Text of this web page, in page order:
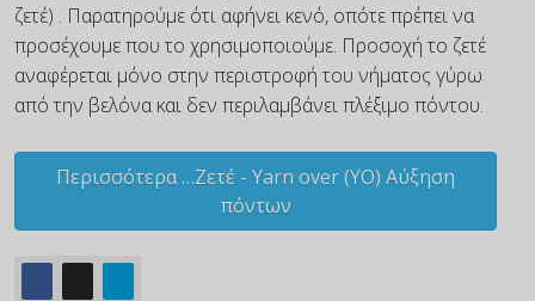
ζετέ) . Παρατηρούμε ότι αφήνει κενό, οπότε πρέπει να
προσέχουμε που το χρησιμοποιούμε. Προσοχή το ζετέ
αναφέρεται μόνο στην περιστροφή του νήματος γύρω
από την βελόνα και δεν περιλαμβάνει πλέξιμο πόντου.
Περισσότερα …Ζετέ - Yarn over (YO) Αύξηση
πόντων